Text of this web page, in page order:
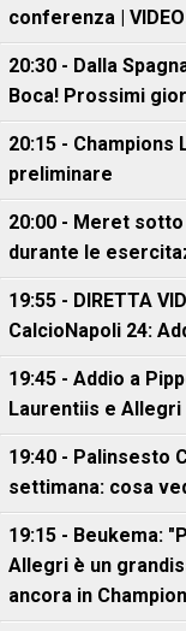
conferenza | VIDEO
20:30 - Dalla
Boca! Prossimi
20:15 -
preliminare
20:00 - Meret
durante le
19:55 - DIRETTA
CalcioNapoli 24:
19:45 - Addio a
Laurentiis e
19:40 - Palinsesto
settimana: cosa
19:15 - Beukema:
Allegri è un
ancora in